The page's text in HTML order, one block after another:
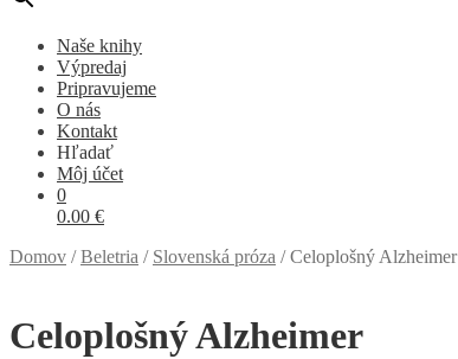
Naše knihy
Výpredaj
Pripravujeme
O nás
Kontakt
Hľadať
Môj účet
0
0.00 €
Domov /Beletria / Slovenská próza /Celoplošný Alzheimer
Celoplošný Alzheimer